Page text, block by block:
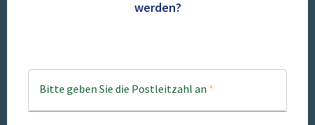
werden?
Bitte geben Sie die Postleitzahl an *